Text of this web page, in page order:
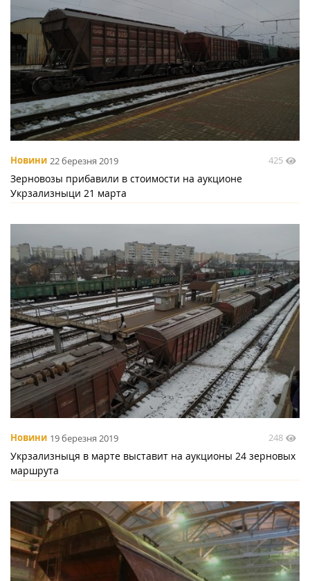
Новини 22 березня 2019 425
Зерновозы прибавили в стоимости на аукционе
Укрзализныци 21 марта
Новини 19 березня 2019 248
Укрзализныця в марте выставит на аукционы 24 зерновых
маршрута